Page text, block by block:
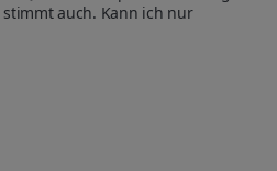
auch. Kann ich nur